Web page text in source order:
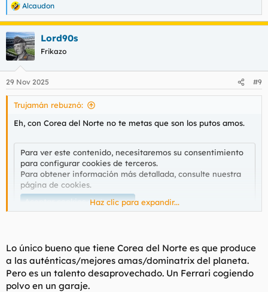
R
e
a
c
c
i
e
s
Alcaudon
Lord90s
Frikazo
29 Nov 2025 #9
Trujamán rebuznó:
Eh, con Corea del Norte no te metas que son los putos amos.
Para ver este contenido, necesitaremos su consentimiento
para configurar cookies de terceros.
Para obtener información más detallada, consulte nuestra
página de cookies.
Aceptar cookies de terceros
Para ver este contenido, necesitaremos su consentimiento
para configurar cookies de terceros.
Para obtener información más detallada, consulte nuestra
página de cookies
Haz clic para expandir...
Lo único bueno que tiene Corea del Norte es que produce
a las auténticas/mejores amas/dominatrix del planeta.
Pero es un talento desaprovechado. Un Ferrari cogiendo
polvo en un garaje.